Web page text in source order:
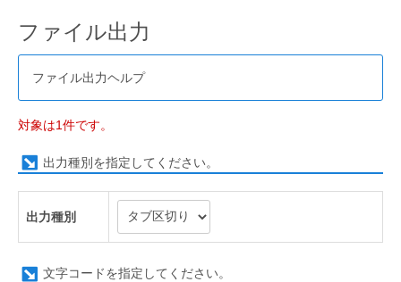
ファイル出力
ファイル出力ヘルプ
対象は1件です。
出力種別を指定してください。
出力種別
文字コードを指定してください。